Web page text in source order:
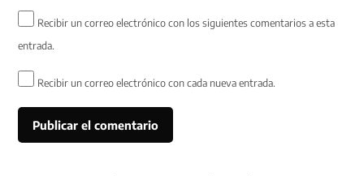
Recibir un correo electrónico con los siguientes comentarios a esta
entrada.
Recibir un correo electrónico con cada nueva entrada.